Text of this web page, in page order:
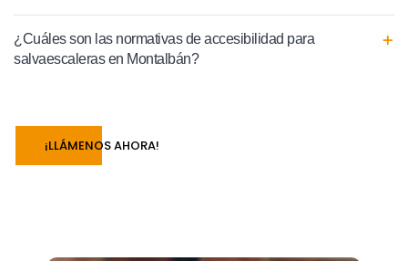
¿Cuáles son las normativas de accesibilidad para
salvaescaleras en Montalbán?
¡LLÁMENOS AHORA!